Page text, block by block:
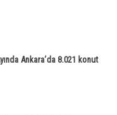
Ankara’da 8.021 konut